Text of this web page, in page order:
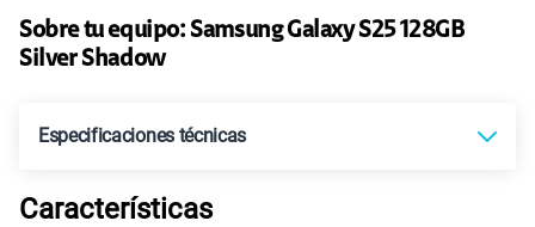
Sobre tu equipo: SamsungGalaxy S25 128GB
Silver Shadow
Especificaciones técnicas
Tecnología de Pantalla
Características